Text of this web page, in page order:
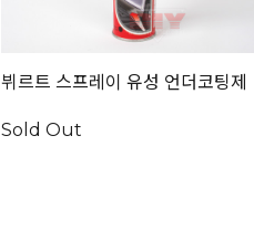
뷔르트 스프레이 유성 언더코팅제
Sold Out